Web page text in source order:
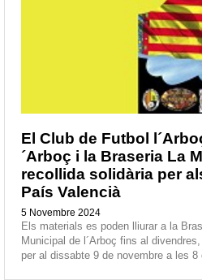
El Club de Futbol
´Arboç i la Braseria La
recollida solidària per
País Valencià
5 Novembre 2024
Els materials es poden lliurar a la
Municipal de l´Arboç fins al
per al dissabte 9 de novembre a les 8